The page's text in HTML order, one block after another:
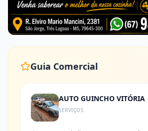
Guia Comercial
AUTO GUINCHO VITÓRIA
SERVIÇOS